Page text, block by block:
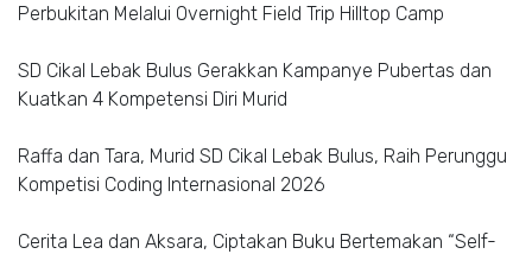
Perbukitan Melalui Overnight Field Trip Hilltop Camp
SD Cikal Lebak Bulus Gerakkan Kampanye Pubertas dan
Kuatkan 4 Kompetensi Diri Murid
Raffa dan Tara, Murid SD Cikal Lebak Bulus, Raih Perunggu
Kompetisi Coding Internasional 2026
Cerita Lea dan Aksara, Ciptakan Buku Bertemakan “Self-